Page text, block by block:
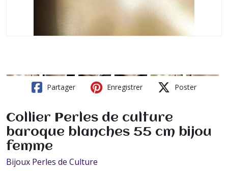
Partager Enregistrer Poster
Collier Perles de culture
baroque blanches 55 cm bijou
femme
Bijoux Perles de Culture